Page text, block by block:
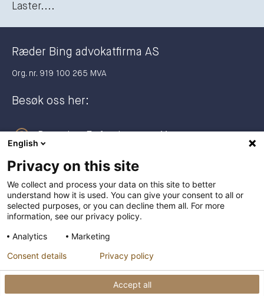
Laster....
Ræder Bing advokatfirma AS
Org. nr. 919 100 265 MVA
Besøk oss her:
Postadresse:
Postboks 2944 Solli
0230 Oslo
+47 23 27 27 00
post@raederbing.no
English
Privacy on this site
We collect and process your data on this site to better
understand how it is used. You can give your consent to all or
selected purposes, or you can decline them all. For more
information, see our privacy policy.
Analytics
Marketing
Accept all
Consent details Privacy policy